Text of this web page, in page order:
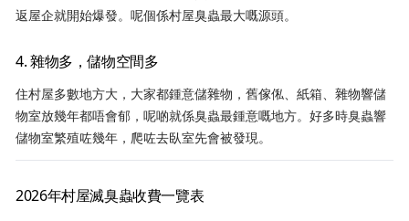
返屋企就開始爆發。呢個係村屋臭蟲最大嘅源頭。
4. 雜物多，儲物空間多
住村屋多數地方大，大家都鍾意儲雜物，舊傢俬、紙箱、雜物響儲
物室放幾年都唔會郁，呢啲就係臭蟲最鍾意嘅地方。好多時臭蟲響
儲物室繁殖咗幾年，爬咗去臥室先會被發現。
2026年村屋滅臭蟲收費一覽表